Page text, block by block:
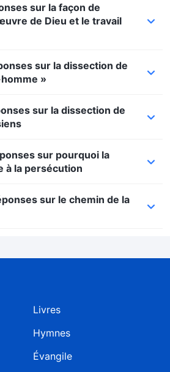
sur la façon de
de Dieu et le travail
sur la dissection de
»
sur la dissection de
sur pourquoi la
à la persécution
sur le chemin de la
Livres
Hymnes
Évangile